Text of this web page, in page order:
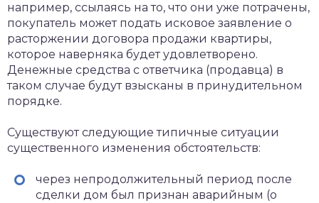
например, ссылаясь на то, что они уже потрачены,
покупатель может подать исковое заявление о
расторжении договора продажи квартиры,
которое наверняка будет удовлетворено.
Денежные средства с ответчика (продавца) в
таком случае будут взысканы в принудительном
порядке.
Существуют следующие типичные ситуации
существенного изменения обстоятельств:
через непродолжительный период после
сделки дом был признан аварийным (о